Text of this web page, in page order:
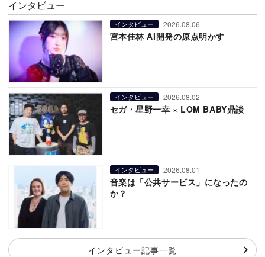
インタビュー
インタビュー 2026.08.06
宮本佳林 AI開発の原点明かす
インタビュー 2026.08.02
セガ・星野一幸 × LOM BABY鼎談
インタビュー 2026.08.01
音楽は「公共サービス」になったの
か？
インタビュー記事一覧